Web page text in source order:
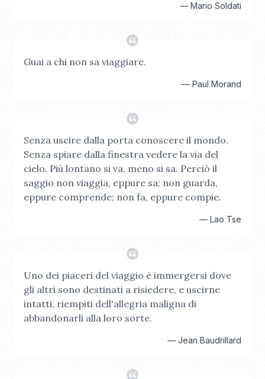
— Mario Soldati
Guai a chi non sa viaggiare.
— Paul Morand
Senza uscire dalla porta conoscere il mondo.
Senza spiare dalla finestra vedere la via del
cielo. Più lontano si va, meno si sa. Perciò il
saggio non viaggia, eppure sa; non guarda,
eppure comprende; non fa, eppure compie.
— Lao Tse
Uno dei piaceri del viaggio è immergersi dove
gli altri sono destinati a risiedere, e uscirne
intatti, riempiti dell'allegria maligna di
abbandonarli alla loro sorte.
— Jean Baudrillard